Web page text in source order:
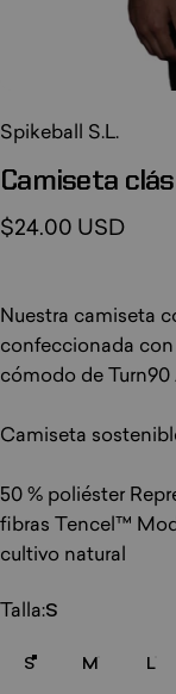
Spikeball S.L.
Camiseta
$24.00 USD
Nuestra camiseta
confeccionada con
cómodo de Turn90
Camiseta
50 % poliéster
fibras Tencel™
cultivo natural
Tamaño
Talla:S
S M L